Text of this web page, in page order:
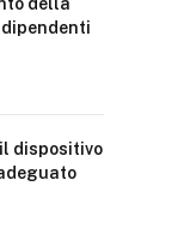
dispositivo